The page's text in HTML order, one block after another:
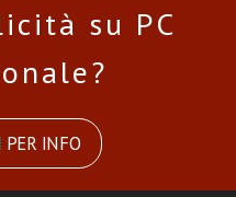
su PC
INFO